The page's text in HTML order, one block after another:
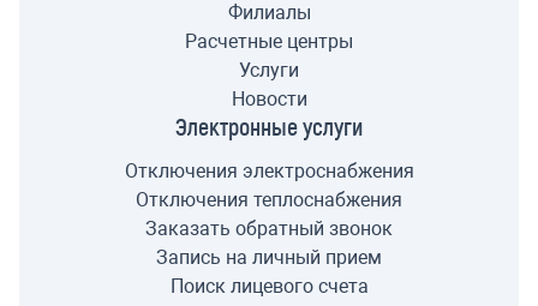
Филиалы
Расчетные центры
Услуги
Новости
Электронные услуги
Отключения электроснабжения
Отключения теплоснабжения
Заказать обратный звонок
Запись на личный прием
Поиск лицевого счета